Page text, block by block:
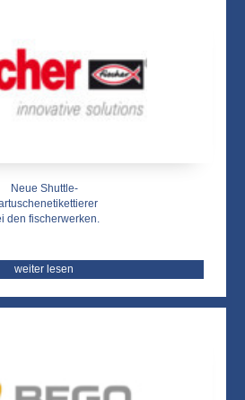
Neue Shuttle-
den fischerwerken.
weiter lesen